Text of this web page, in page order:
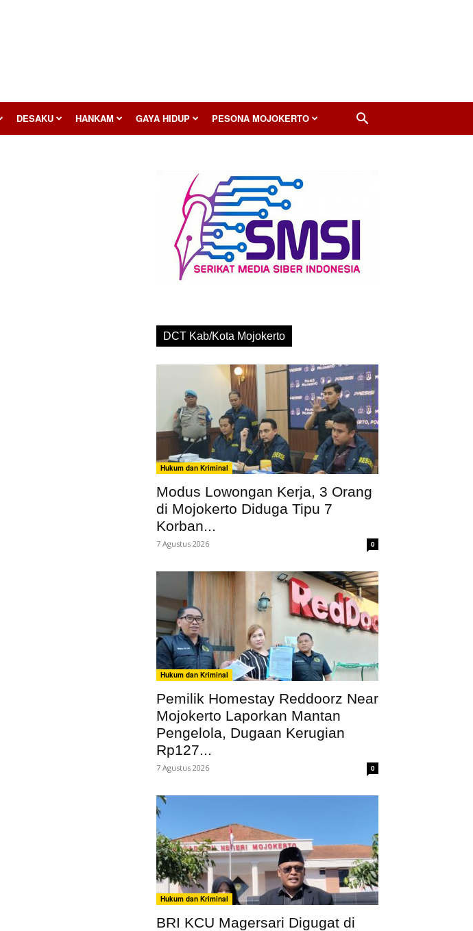
DESAKU HANKAM GAYA HIDUP PESONA MOJOKERTO
DCT Kab/Kota Mojokerto
Hukum dan Kriminal
Modus Lowongan Kerja, 3 Orang
di Mojokerto Diduga Tipu 7
Korban...
7 Agustus 2026 0
Hukum dan Kriminal
Pemilik Homestay Reddoorz Near
Mojokerto Laporkan Mantan
Pengelola, Dugaan Kerugian
Rp127...
7 Agustus 2026 0
Hukum dan Kriminal
BRI KCU Magersari Digugat di